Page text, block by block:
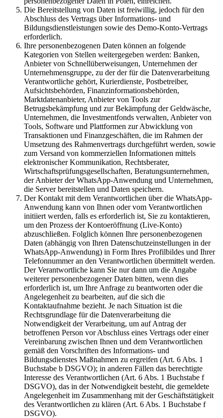
Die Bereitstellung von Daten ist freiwillig, jedoch für den
Abschluss des Vertrags über Informations- und
Bildungsdienstleistungen sowie des Demo-Konto-Vertrags
erforderlich.
Ihre personenbezogenen Daten können an folgende
Kategorien von Stellen weitergegeben werden: Banken,
Anbieter von Schnellüberweisungen, Unternehmen der
Unternehmensgruppe, zu der der für die Datenverarbeitung
Verantwortliche gehört, Kurierdienste, Postbetreiber,
Aufsichtsbehörden, Finanzinformationsbehörden,
Marktdatenanbieter, Anbieter von Tools zur
Betrugsbekämpfung und zur Bekämpfung der Geldwäsche,
Unternehmen, die Investmentfonds verwalten, Anbieter von
Tools, Software und Plattformen zur Abwicklung von
Transaktionen und Finanzgeschäften, die im Rahmen der
Umsetzung des Rahmenvertrags durchgeführt werden, sowie
zum Versand von kommerziellen Informationen mittels
elektronischer Kommunikation, Rechtsberater,
Wirtschaftsprüfungsgesellschaften, Beratungsunternehmen,
der Anbieter der WhatsApp-Anwendung und Unternehmen,
die Server bereitstellen und Daten speichern.
Der Kontakt mit dem Verantwortlichen über die WhatsApp-
Anwendung kann von Ihnen oder vom Verantwortlichen
initiiert werden, falls es erforderlich ist, Sie zu kontaktieren,
um den Prozess der Kontoeröffnung (Live-Konto)
abzuschließen. Folglich können Ihre personenbezogenen
Daten (abhängig von Ihren Datenschutzeinstellungen in der
WhatsApp-Anwendung) in Form Ihres Profilbildes und Ihrer
Telefonnummer an den Verantwortlichen übermittelt werden.
Der Verantwortliche kann Sie nur dann um die Angabe
weiterer personenbezogener Daten bitten, wenn dies
erforderlich ist, um Ihre Anfrage zu beantworten oder die
Angelegenheit zu bearbeiten, auf die sich die
Kontaktaufnahme bezieht. Je nach Situation ist die
Rechtsgrundlage für die Datenverarbeitung die
Notwendigkeit der Verarbeitung, um auf Antrag der
betroffenen Person vor Abschluss eines Vertrags oder einer
Vereinbarung zwischen Ihnen und dem Verantwortlichen
gemäß den Vorschriften des Informations- und
Bildungsdienstes Maßnahmen zu ergreifen (Art. 6 Abs. 1
Buchstabe b DSGVO); in anderen Fällen das berechtigte
Interesse des Verantwortlichen (Art. 6 Abs. 1 Buchstabe f
DSGVO), das in der Notwendigkeit besteht, die gemeldete
Angelegenheit im Zusammenhang mit der Geschäftstätigkeit
des Verantwortlichen zu klären (Art. 6 Abs. 1 Buchstabe f
DSGVO).